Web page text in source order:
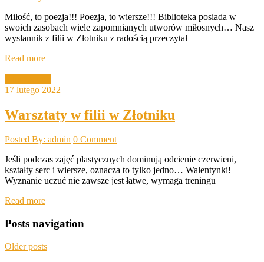
Miłość, to poezja!!! Poezja, to wiersze!!! Biblioteka posiada w
swoich zasobach wiele zapomnianych utworów miłosnych… Nasz
wysłannik z filii w Złotniku z radością przeczytał
Read more
17 lutego 2022
Warsztaty w filii w Złotniku
Posted By: admin 0 Comment
Jeśli podczas zajęć plastycznych dominują odcienie czerwieni,
kształty serc i wiersze, oznacza to tylko jedno… Walentynki!
Wyznanie uczuć nie zawsze jest łatwe, wymaga treningu
Read more
Posts navigation
Older posts